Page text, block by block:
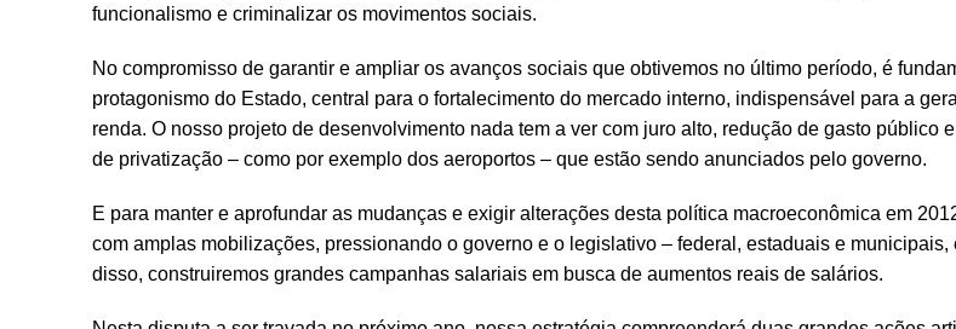
funcionalismo e criminalizar os movimentos sociais.
No compromisso de garantir e ampliar os avanços sociais que obtivemos no último período, é
protagonismo do Estado, central para o fortalecimento do mercado interno, indispensável para a
renda. O nosso projeto de desenvolvimento nada tem a ver com juro alto, redução de gasto público
de privatização – como por exemplo dos aeroportos – que estão sendo anunciados pelo governo.
E para manter e aprofundar as mudanças e exigir alterações desta política macroeconômica em
com amplas mobilizações, pressionando o governo e o legislativo – federal, estaduais e municipais,
disso, construiremos grandes campanhas salariais em busca de aumentos reais de salários.